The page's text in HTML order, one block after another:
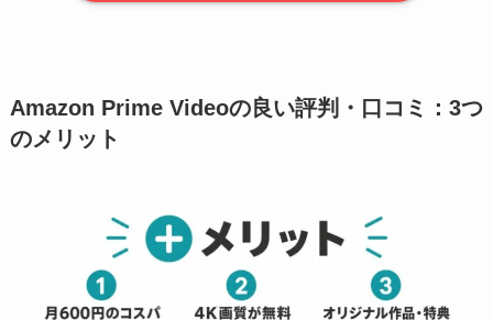
Amazon Prime Videoの良い評判・口コミ：3つ
のメリット